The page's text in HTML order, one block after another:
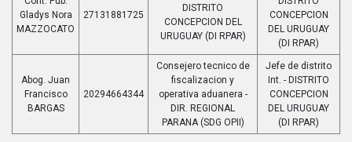
Gladys Nora
MAZZOCATO
27131881725
DISTRITO
CONCEPCION DEL
URUGUAY (DI RPAR)
CONCEPCION
DEL URUGUAY
(DI RPAR)
Abog. Juan
Francisco
BARGAS
20294664344
Consejero tecnico de
fiscalizacion y
operativa aduanera -
DIR. REGIONAL
PARANA (SDG OPII)
Jefe de distrito
Int. - DISTRITO
CONCEPCION
DEL URUGUAY
(DI RPAR)